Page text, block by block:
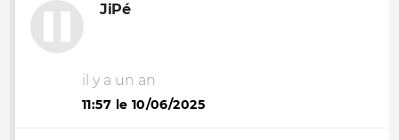
JiPé
il y a un an
11:57 le 10/06/2025